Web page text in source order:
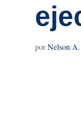
Nelson